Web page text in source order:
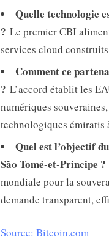
Quelle technologie
? Le premier CBI
services cloud
Comment ce
? L’accord établit les
numériques
technologiques émiratis
Quel est l’objectif
São Tomé-et-Principe ?
mondiale pour la
demande transparent,
Source: Bitcoin.com